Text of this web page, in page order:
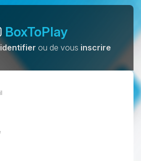
BoxToPlay
identifier ou de vous inscrire